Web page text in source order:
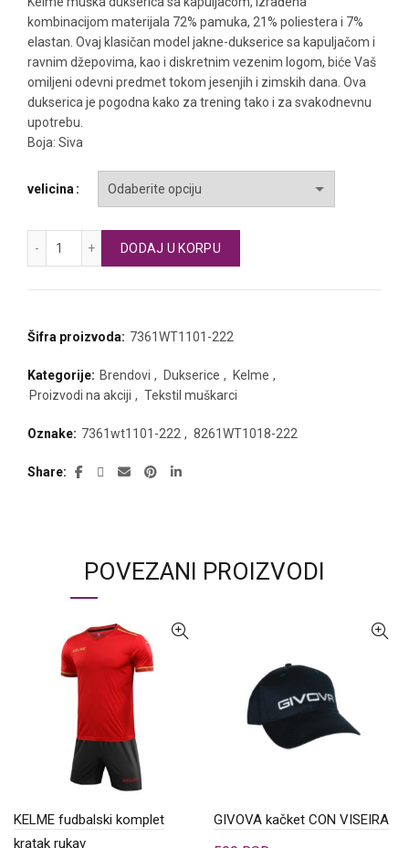
kombinacijom materijala 72% pamuka, 21% poliestera i 7%
elastan. Ovaj klasičan model jakne-dukserice sa kapuljačom i
ravnim džepovima, kao i diskretnim vezenim logom, biće Vaš
omiljeni odevni predmet tokom jesenjih i zimskih dana. Ova
dukserica je pogodna kako za trening tako i za svakodnevnu
upotrebu.
Boja: Siva
velicina
KELME muška dukserica sa kapuljačom količina
DODAJ U KORPU
Šifra proizvoda: 7361WT1101-222
Kategorije: Brendovi , Dukserice , Kelme ,
Proizvodi na akciji , Tekstil muškarci
Oznake: 7361wt1101-222 , 8261WT1018-222
Share
POVEZANI PROIZVODI
KELME fudbalski komplet
kratak rukav
GIVOVA kačket CON VISEIRA